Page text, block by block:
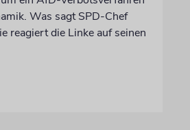
Was sagt SPD-Chef
reagiert die Linke auf seinen